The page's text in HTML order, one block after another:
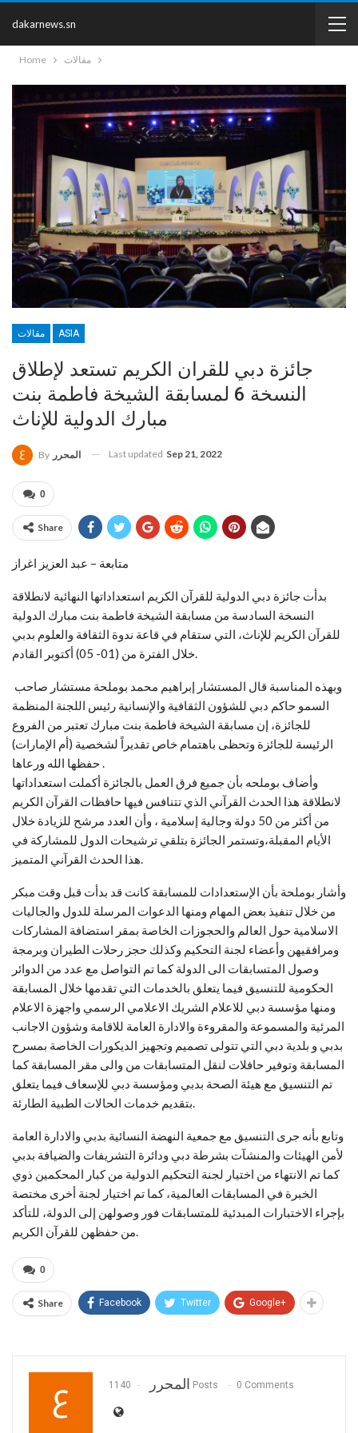
dakarnews.sn
Home مقالات
مقالات ASIA
جائزة دبي للقران الكريم تستعد لإطلاق
النسخة 6 لمسابقة الشيخة فاطمة بنت
مبارك الدولية للإناث
By المحرر Last updated Sep 21, 2022
0
Share
متابعة – عبد العزيز اغراز
بدأت جائزة دبي الدولية للقرآن الكريم استعداداتها النهائية لانطلاقة
النسخة السادسة من مسابقة الشيخة فاطمة بنت مبارك الدولية
للقرآن الكريم للإناث، التي ستقام في قاعة ندوة الثقافة والعلوم بدبي
خلال الفترة من (01- 05) أكتوبر القادم.
السمو حاكم دبي للشؤون الثقافية والإنسانية رئيس اللجنة المنظمة
للجائزة، إن مسابقة الشيخة فاطمة بنت مبارك تعتبر من الفروع
الرئيسة للجائزة وتحظى باهتمام خاص تقديراً لشخصية (أم الإمارات)
حفظها الله ورعاها .
وأضاف بوملحه بأن جميع فرق العمل بالجائزة أكملت استعداداتها
لانطلاقة هذا الحدث القرآني الذي تتنافس فيها حافظات القرآن الكريم
من أكثر من 50 دولة وجالية إسلامية ، وأن العدد مرشح للزيادة خلال
الأيام المقبلة،وتستمر الجائزة بتلقي ترشيحات الدول للمشاركة في
هذا الحدث القرآني المتميز.
وأشار بوملحة بأن الإستعدادات للمسابقة كانت قد بدأت قبل وقت مبكر
من خلال تنفيذ بعض المهام ومنها الدعوات المرسلة للدول والجاليات
الاسلامية حول العالم والحجوزات الخاصة بمقر استضافة المشاركات
ومرافقيهن وأعضاء لجنة التحكيم وكذلك حجز رحلات الطيران وبرمجة
وصول المتسابقات الى الدولة كما تم التواصل مع عدد من الدوائر
الحكومية للتنسيق فيما يتعلق بالخدمات التي تقدمها خلال المسابقة
ومنها مؤسسة دبي للاعلام الشريك الاعلامي الرسمي واجهزة الاعلام
المرئية والمسموعة والمقروءة والادارة العامة للاقامة وشؤون الاجانب
بدبي و بلدية دبي التي تتولى تصميم وتجهيز الديكورات الخاصة بمسرح
المسابقة وتوفير حافلات لنقل المتسابقات من والى مقر المسابقة كما
تم التنسيق مع هيئة الصحة بدبي ومؤسسة دبي للإسعاف فيما يتعلق
بتقديم خدمات الحالات الطبية الطارئة.
وتابع بأنه جرى التنسيق مع جمعية النهضة النسائية بدبي والادارة العامة
لأمن الهيئات والمنشآت بشرطة دبي ودائرة التشريفات والضيافة بدبي
كما تم الانتهاء من اختيار لجنة التحكيم الدولية من كبار المحكمين ذوي
الخبرة في المسابقات العالمية، كما تم اختيار لجنة أخرى مختصة
بإجراء الاختبارات المبدئية للمتسابقات فور وصولهن إلى الدولة، للتأكد
من حفظهن للقرآن الكريم.
0
Share Facebook Twitter Google+
المحرر 1140 Posts 0 Comments